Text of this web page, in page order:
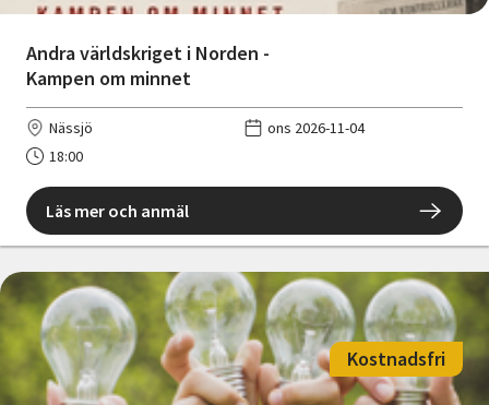
Andra världskriget i Norden -
Kampen om minnet
Nässjö
ons 2026-11-04
18:00
Läs mer och anmäl
Kostnadsfri